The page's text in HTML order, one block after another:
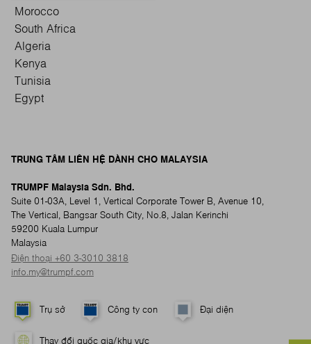
Morocco
South Africa
Algeria
Kenya
Tunisia
Egypt
TRUNG TÂM LIÊN HỆ DÀNH CHO MALAYSIA
TRUMPF Malaysia Sdn. Bhd.
Suite 01-03A, Level 1, Vertical Corporate Tower B, Avenue 10,
The Vertical, Bangsar South City, No.8, Jalan Kerinchi
59200 Kuala Lumpur
Malaysia
Điện thoại +60 3-3010 3818
info.my@trumpf.com
Trụ sở Công ty con Đại diện
Thay đổi quốc gia/khu vực